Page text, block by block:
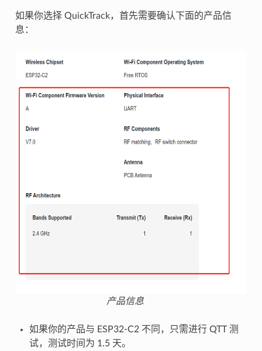
如果你选择 QuickTrack，首先需要确认下面的产品信
息：
产品信息
如果你的产品与 ESP32-C2 不同，只需进行 QTT 测
试，测试时间为 1.5 天。